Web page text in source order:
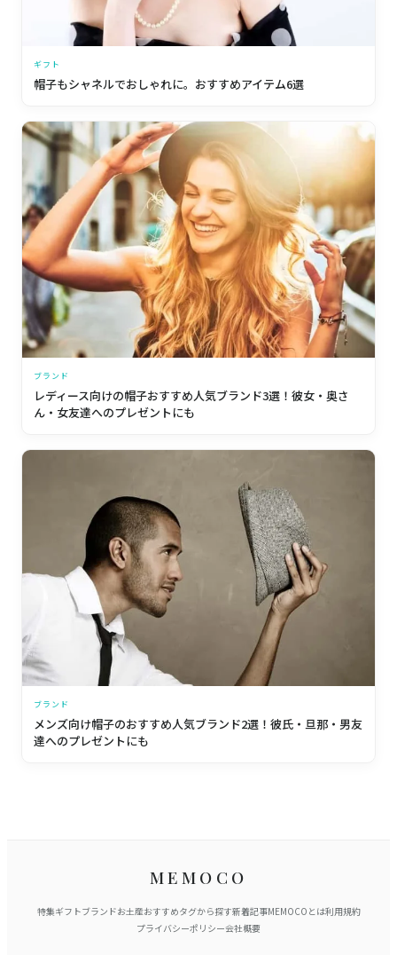
ギフト
帽子もシャネルでおしゃれに。おすすめアイテム6選
ブランド
レディース向けの帽子おすすめ人気ブランド3選！彼女・奥さ
ん・女友達へのプレゼントにも
ブランド
メンズ向け帽子のおすすめ人気ブランド2選！彼氏・旦那・男友
達へのプレゼントにも
MEMOCO
特集ギフトブランドお土産おすすめタグから探す新着記事MEMOCOとは利用規約
プライバシーポリシー会社概要